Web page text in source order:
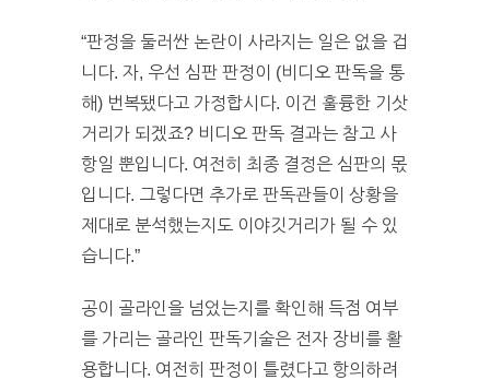
“판정을 둘러싼 논란이 사라지는 일은 없을 겁
니다. 자, 우선 심판 판정이 (비디오 판독을 통
해) 번복됐다고 가정합시다. 이건 훌륭한 기삿
거리가 되겠죠? 비디오 판독 결과는 참고 사
항일 뿐입니다. 여전히 최종 결정은 심판의 몫
입니다. 그렇다면 추가로 판독관들이 상황을
제대로 분석했는지도 이야깃거리가 될 수 있
습니다.”
공이 골라인을 넘었는지를 확인해 득점 여부
를 가리는 골라인 판독기술은 전자 장비를 활
용합니다. 여전히 판정이 틀렸다고 항의하려